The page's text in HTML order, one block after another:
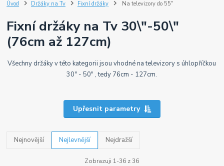
Úvod Držáky na Tv Fixní držáky Na televizory do 55"
Fixní držáky na Tv 30\"-50\"
(76cm až 127cm)
Všechny držáky v této kategorii jsou vhodné na televizory s úhlopříčkou
30" - 50" , tedy 76cm - 127cm.
Upřesnit parametry
Nejnovější Nejlevnější Nejdražší
Zobrazuji 1-36 z 36